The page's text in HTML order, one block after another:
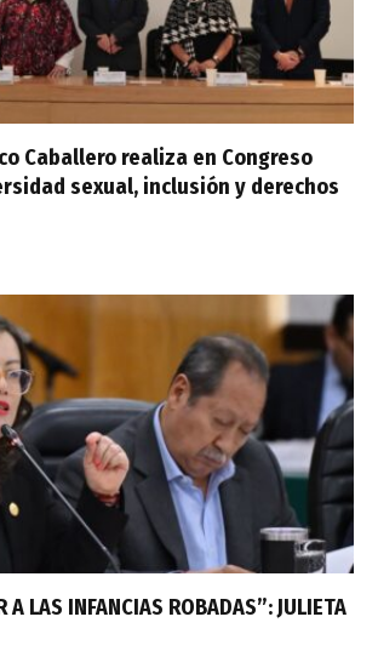
Caballero realiza en Congreso
sexual, inclusión y derechos
A LAS INFANCIAS ROBADAS”: JULIETA